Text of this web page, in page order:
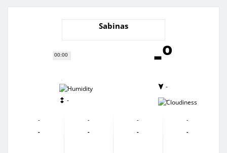
00:00
Sabinas
-º
-
-
-
-
-
-
-
-
-
-
-
-